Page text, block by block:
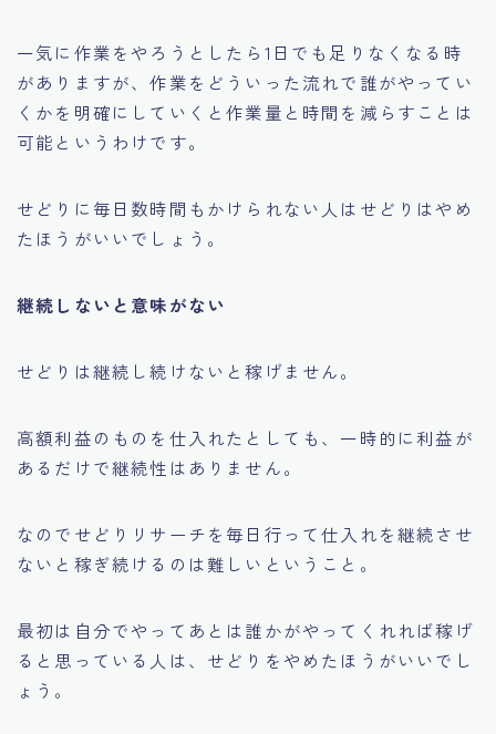
一気に作業をやろうとしたら1日でも足りなくなる時
がありますが、作業をどういった流れで誰がやってい
くかを明確にしていくと作業量と時間を減らすことは
可能というわけです。
せどりに毎日数時間もかけられない人はせどりはやめ
たほうがいいでしょう。
継続しないと意味がない
せどりは継続し続けないと稼げません。
高額利益のものを仕入れたとしても、一時的に利益が
あるだけで継続性はありません。
なのでせどりリサーチを毎日行って仕入れを継続させ
ないと稼ぎ続けるのは難しいということ。
最初は自分でやってあとは誰かがやってくれれば稼げ
ると思っている人は、せどりをやめたほうがいいでし
ょう。